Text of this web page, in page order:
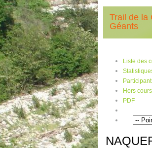
Trail de la
Géants
Liste des
Hors
PDF